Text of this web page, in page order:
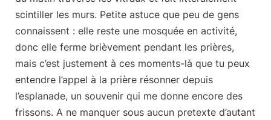
scintiller les murs. Petite astuce que peu de gens
connaissent : elle reste une mosquée en activité,
donc elle ferme brièvement pendant les prières,
mais c’est justement à ces moments-là que tu peux
entendre l’appel à la prière résonner depuis
l’esplanade, un souvenir qui me donne encore des
frissons. A ne manquer sous aucun pretexte d’autant